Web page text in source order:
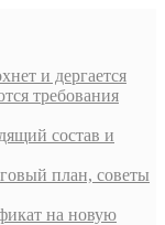
и дергается
требования
состав и
план, советы
на новую